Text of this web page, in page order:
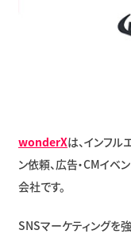
wonderXは、インフル
ン依頼、広告・CMイベ
会社です。
SNSマーケティングを